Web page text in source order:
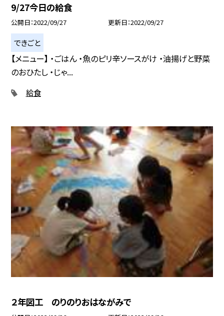
9/27今日の給食
公開日 2022/09/27 更新日 2022/09/27
できごと
【メニュー】 ・ごはん ・魚のピリ辛ソースがけ ・油揚げと野菜
のおひたし ・じゃ...
給食
２年図工 のりのりおはながみで